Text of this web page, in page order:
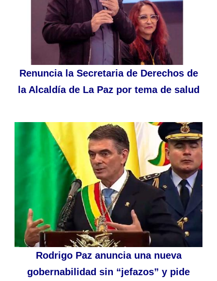
Renuncia la Secretaria de Derechos de
la Alcaldía de La Paz por tema de salud
Rodrigo Paz anuncia una nueva
gobernabilidad sin “jefazos” y pide